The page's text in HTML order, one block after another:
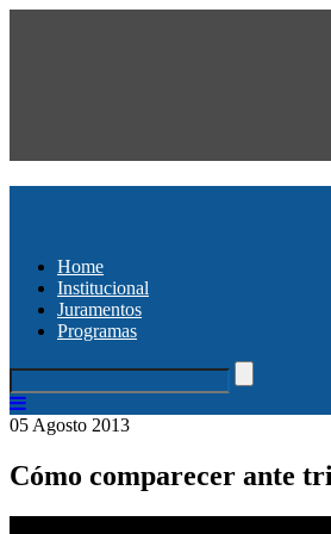
Home
Institucional
Juramentos
Programas
05 Agosto 2013
Cómo comparecer ante